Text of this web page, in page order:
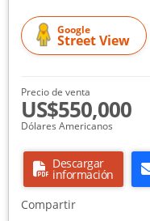
Google
Street View
Precio de venta
US$550,000
Dólares Americanos
Descargar
información
Compartir